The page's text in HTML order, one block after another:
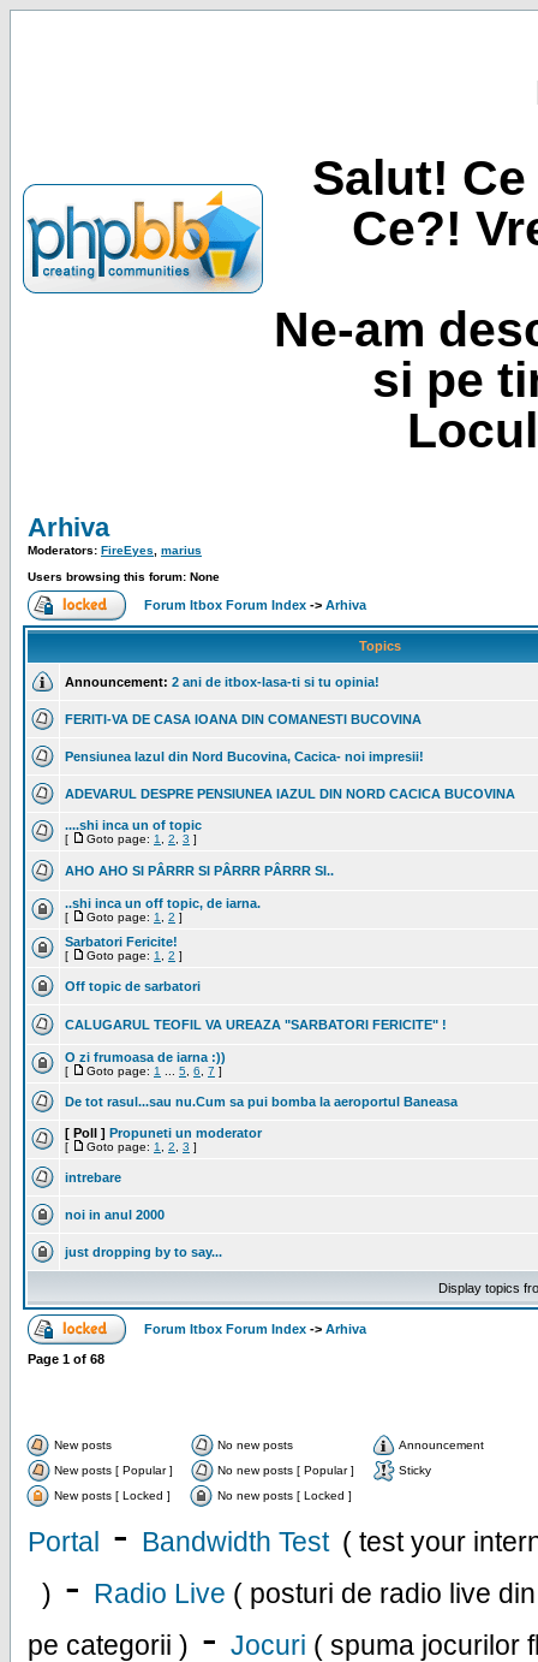
Salut!
Ce?!
Ne-am
si pe
Arhiva
Moderators: FireEyes
marius
Users browsing this forum: None
Forum Itbox Forum Index -> Arhiva
Topics
Announcement: 2 ani de itbox-lasa-ti si tu opinia!
FERITI-VA DE CASA IOANA DIN COMANESTI BUCOVINA
Pensiunea Iazul din Nord Bucovina, Cacica- noi impresii!
ADEVARUL DESPRE PENSIUNEA IAZUL DIN NORD CACICA BUCOVINA
....shi inca un of topic
[ Goto page: 1 2 3 ]
AHO AHO SI PÂRRR SI PÂRRR PÂRRR SI..
..shi inca un off topic, de iarna.
[ Goto page: 1 2 ]
Sarbatori Fericite!
[ Goto page: 1 2 ]
Off topic de sarbatori
CALUGARUL TEOFIL VA UREAZA "SARBATORI FERICITE" !
O zi frumoasa de iarna :))
[ Goto page: 1 5 6 7 ]
De tot rasul...sau nu.Cum sa pui bomba la aeroportul Baneasa
[ Poll ] Propuneti un moderator
[ Goto page: 1 2 3 ]
intrebare
noi in anul 2000
just dropping by to say...
Display topics
Forum Itbox Forum Index -> Arhiva
Page 1 of 68
New posts No new posts
Announcement
New posts [ Popular ]
No new posts [ Popular ]
Sticky
New posts [ Locked ]
No new posts [ Locked ]
Portal - Bandwidth Test ( test your
) - Radio Live ( posturi de radio live
pe categorii ) - Jocuri ( spuma jocurilor